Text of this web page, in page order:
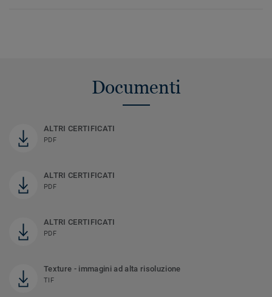
Documenti
ALTRI CERTIFICATI
PDF
ALTRI CERTIFICATI
PDF
ALTRI CERTIFICATI
PDF
Texture - immagini ad alta risoluzione
TIF